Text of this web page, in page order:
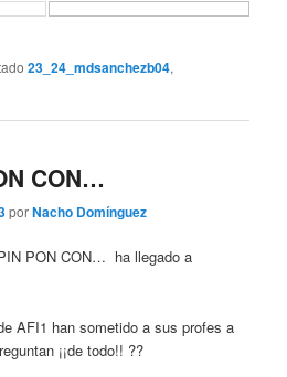
23_24_mdsanchezb04,
CON…
porNacho Domínguez
PON CON… ha llegado a
AFI1 han sometido a sus profes a
¡¡de todo!! ??